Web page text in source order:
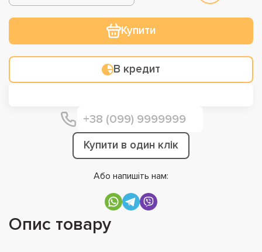
Купити
В кредит
Купити в один клік
Або напишіть нам:
Опис товару